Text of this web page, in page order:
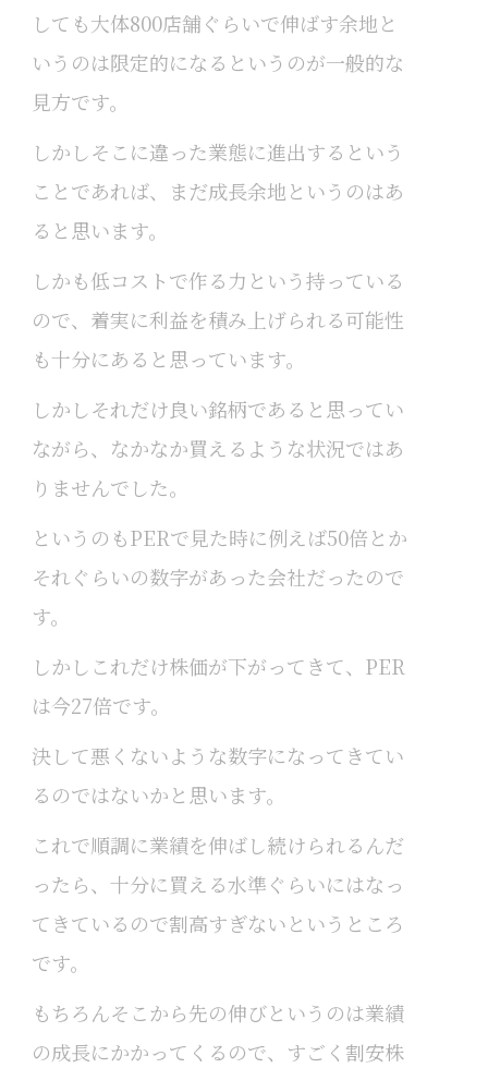
しても大体800店舗ぐらいで伸ばす余地と
いうのは限定的になるというのが一般的な
見方です。
しかしそこに違った業態に進出するという
ことであれば、まだ成長余地というのはあ
ると思います。
しかも低コストで作る力という持っている
ので、着実に利益を積み上げられる可能性
も十分にあると思っています。
しかしそれだけ良い銘柄であると思ってい
ながら、なかなか買えるような状況ではあ
りませんでした。
というのもPERで見た時に例えば50倍とか
それぐらいの数字があった会社だったので
す。
しかしこれだけ株価が下がってきて、PER
は今27倍です。
決して悪くないような数字になってきてい
るのではないかと思います。
これで順調に業績を伸ばし続けられるんだ
ったら、十分に買える水準ぐらいにはなっ
てきているので割高すぎないというところ
です。
もちろんそこから先の伸びというのは業績
の成長にかかってくるので、すごく割安株